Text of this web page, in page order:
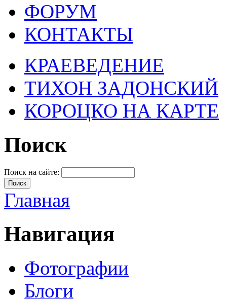
ФОРУМ
КОНТАКТЫ
КРАЕВЕДЕНИЕ
ТИХОН ЗАДОНСКИЙ
КОРОЦКО НА КАРТЕ
Поиск
Поиск на сайте:
Главная
Навигация
Фотографии
Блоги